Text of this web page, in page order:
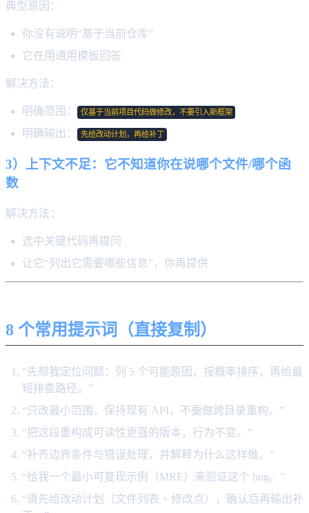
典型原因：
你没有说明“基于当前仓库”
它在用通用模板回答
解决方法：
明确范围： 仅基于当前项目代码做修改，不要引入新框架
明确输出： 先给改动计划，再给补丁
3）上下文不足：它不知道你在说哪个文件/哪个函
数
解决方法：
选中关键代码再提问
让它“列出它需要哪些信息”，你再提供
8 个常用提示词（直接复制）
“先帮我定位问题：列 5 个可能原因，按概率排序，再给最
短排查路径。”
“只改最小范围，保持现有 API，不要做跨目录重构。”
“把这段重构成可读性更强的版本，行为不变。”
“补齐边界条件与错误处理，并解释为什么这样做。”
“给我一个最小可复现示例（MRE）来验证这个 bug。”
“请先给改动计划（文件列表 + 修改点），确认后再输出补